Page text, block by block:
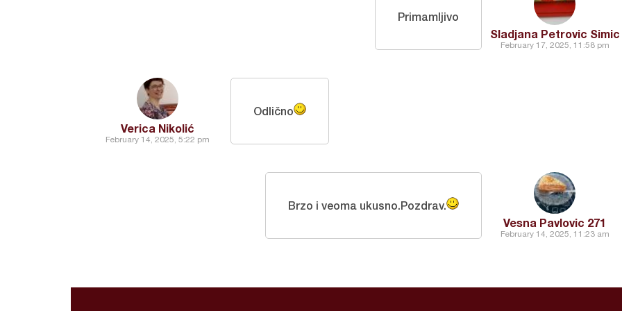
Sladjana Petrovic Simic
February 17, 2025, 11:58 pm
Primamljivo
Verica Nikolić
February 14, 2025, 5:22 pm
Odlično
Vesna Pavlovic 271
February 14, 2025, 11:23 am
Brzo i veoma ukusno.Pozdrav.